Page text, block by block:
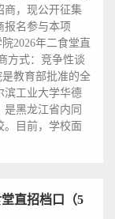
商，现公开征集
报名参与本项
2026年二食堂直
方式：竞争性谈
教育部批准的全
滨工业大学华德
是黑龙江省内同
。目前，学校面
直招档口（5